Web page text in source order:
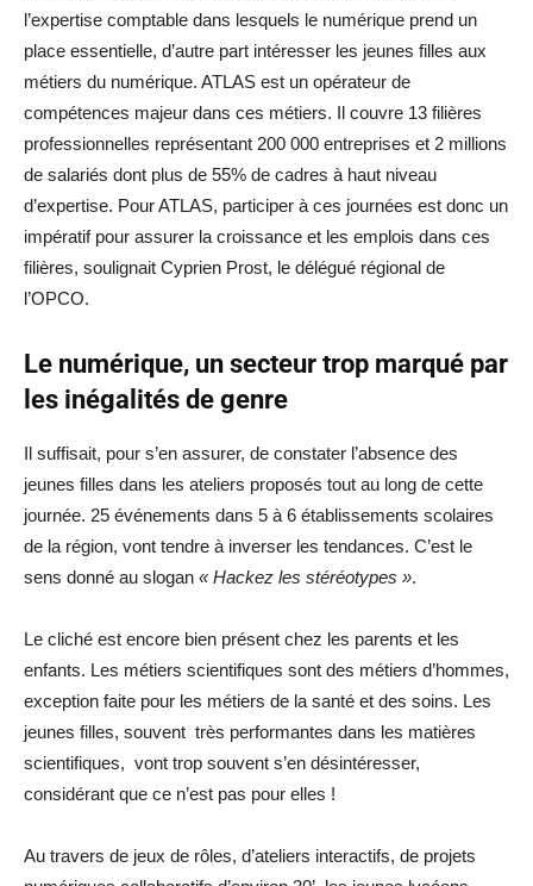
l’expertise comptable dans lesquels le numérique prend un
place essentielle, d’autre part intéresser les jeunes filles aux
métiers du numérique. ATLAS est un opérateur de
compétences majeur dans ces métiers. Il couvre 13 filières
professionnelles représentant 200 000 entreprises et 2 millions
de salariés dont plus de 55% de cadres à haut niveau
d’expertise. Pour ATLAS, participer à ces journées est donc un
impératif pour assurer la croissance et les emplois dans ces
filières, soulignait Cyprien Prost, le délégué régional de
l’OPCO.
Le numérique, un secteur trop marqué par
les inégalités de genre
Il suffisait, pour s’en assurer, de constater l’absence des
jeunes filles dans les ateliers proposés tout au long de cette
journée. 25 événements dans 5 à 6 établissements scolaires
de la région, vont tendre à inverser les tendances. C’est le
sens donné au slogan « Hackez les stéréotypes ».
Le cliché est encore bien présent chez les parents et les
enfants. Les métiers scientifiques sont des métiers d’hommes,
exception faite pour les métiers de la santé et des soins. Les
jeunes filles, souvent très performantes dans les matières
scientifiques, vont trop souvent s’en désintéresser,
considérant que ce n’est pas pour elles !
Au travers de jeux de rôles, d’ateliers interactifs, de projets